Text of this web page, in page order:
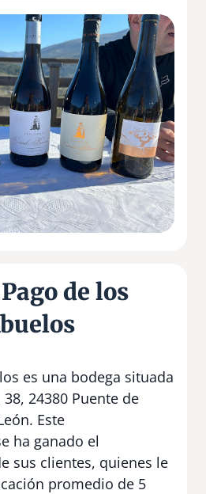
de los
es una bodega situada
24380 Puente de
Este
ha ganado el
sus clientes, quienes le
promedio de 5